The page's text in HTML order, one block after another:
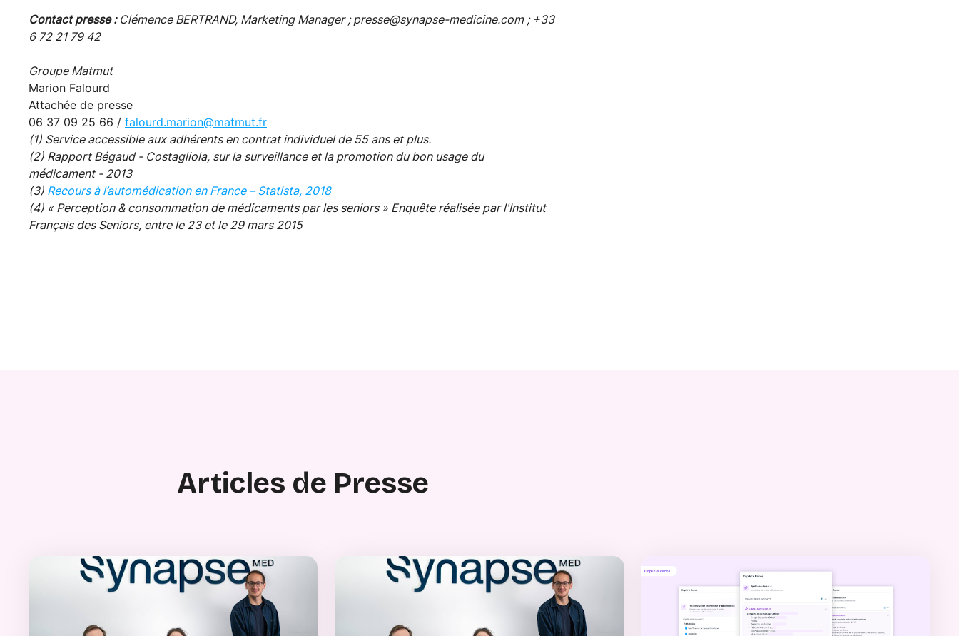
Contact presse : Clémence BERTRAND, Marketing Manager ; presse@synapse-medicine.com ; +33
6 72 21 79 42
Groupe Matmut
Marion Falourd
Attachée de presse
06 37 09 25 66 / falourd.marion@matmut.fr
(1) Service accessible aux adhérents en contrat individuel de 55 ans et plus.
(2) Rapport Bégaud - Costagliola, sur la surveillance et la promotion du bon usage du
médicament - 2013
(3) Recours à l’automédication en France – Statista, 2018
(4) « Perception & consommation de médicaments par les seniors » Enquête réalisée par l'Institut
Français des Seniors, entre le 23 et le 29 mars 2015
Articles de Presse